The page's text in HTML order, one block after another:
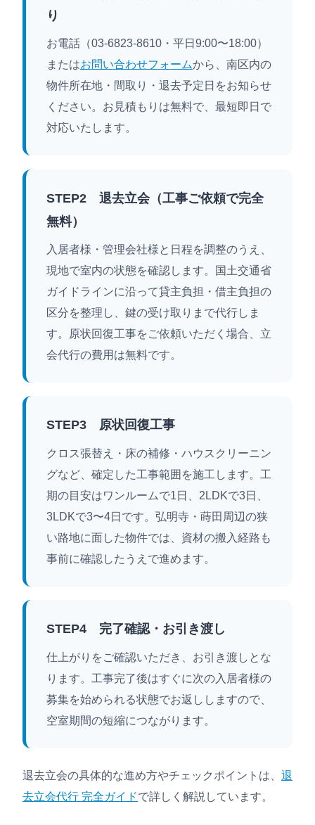
り
お電話（03-6823-8610・平日9:00〜18:00）
またはお問い合わせフォームから、南区内の
物件所在地・間取り・退去予定日をお知らせ
ください。お見積もりは無料で、最短即日で
対応いたします。
STEP2 退去立会（工事ご依頼で完全
無料）
入居者様・管理会社様と日程を調整のうえ、
現地で室内の状態を確認します。国土交通省
ガイドラインに沿って貸主負担・借主負担の
区分を整理し、鍵の受け取りまで代行しま
す。原状回復工事をご依頼いただく場合、立
会代行の費用は無料です。
STEP3 原状回復工事
クロス張替え・床の補修・ハウスクリーニン
グなど、確定した工事範囲を施工します。工
期の目安はワンルームで1日、2LDKで3日、
3LDKで3〜4日です。弘明寺・蒔田周辺の狭
い路地に面した物件では、資材の搬入経路も
事前に確認したうえで進めます。
STEP4 完了確認・お引き渡し
仕上がりをご確認いただき、お引き渡しとな
ります。工事完了後はすぐに次の入居者様の
募集を始められる状態でお返ししますので、
空室期間の短縮につながります。
退去立会の具体的な進め方やチェックポイントは、 退
去立会代行 完全ガイドで詳しく解説しています。